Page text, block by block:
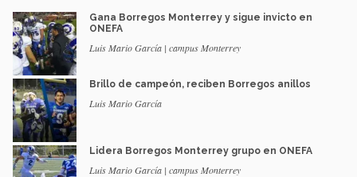
Gana Borregos Monterrey y sigue invicto en
ONEFA
Luis Mario García | campus Monterrey
Brillo de campeón, reciben Borregos anillos
Luis Mario García
Lidera Borregos Monterrey grupo en ONEFA
Luis Mario García | campus Monterrey